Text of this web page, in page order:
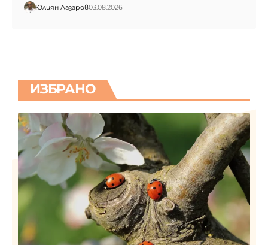
Юлиян Лазаров03.08.2026
ИЗБРАНО